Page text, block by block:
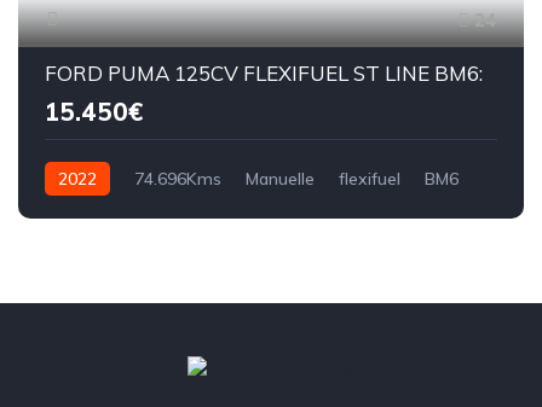
24
FORD PUMA 125CV FLEXIFUEL ST LINE BM6:
15.450€
2022 74.696Kms Manuelle flexifuel BM6